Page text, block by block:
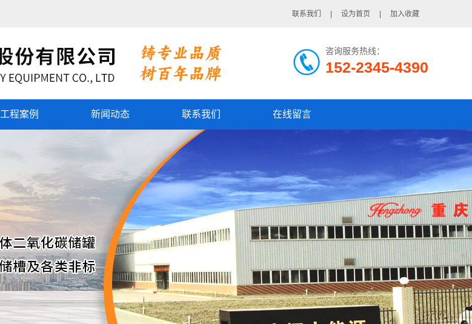
联系我们 设为首页 加入收藏
咨询服务热线：
152-2345-4390
工程案例 新闻动态 联系我们 在线留言